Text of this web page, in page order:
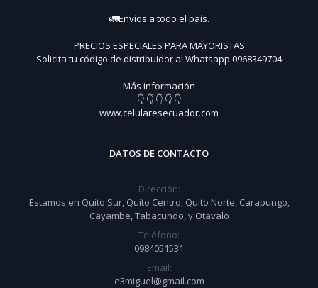
🚛Envíos a todo el país.
PRECIOS ESPECIALES PARA MAYORISTAS
Solicita tu código de distribuidor al Whatsapp 0968349704
Más información
👇 👇 👇 👇 👇
www.celularesecuador.com
DATOS DE CONTACTO
Dirección:
Estamos en Quito Sur, Quito Centro, Quito Norte, Carapungo,
Cayambe, Tabacundo, y Otavalo
Teléfono:
0984051531
Email:
e3miguel@gmail.com